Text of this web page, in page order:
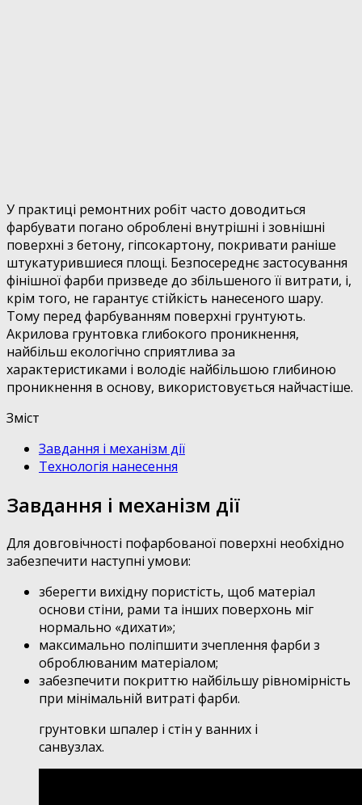
У практиці ремонтних робіт часто доводиться
фарбувати погано оброблені внутрішні і зовнішні
поверхні з бетону, гіпсокартону, покривати раніше
штукатурившиеся площі. Безпосереднє застосування
фінішної фарби призведе до збільшеного її витрати, і,
крім того, не гарантує стійкість нанесеного шару.
Тому перед фарбуванням поверхні грунтують.
Акрилова грунтовка глибокого проникнення,
найбільш екологічно сприятлива за
характеристиками і володіє найбільшою глибиною
проникнення в основу, використовується найчастіше.
Зміст
Завдання і механізм дії
Технологія нанесення
Завдання і механізм дії
Для довговічності пофарбованої поверхні необхідно
забезпечити наступні умови:
зберегти вихідну пористість, щоб матеріал
основи стіни, рами та інших поверхонь міг
нормально «дихати»;
максимально поліпшити зчеплення фарби з
оброблюваним матеріалом;
забезпечити покриттю найбільшу рівномірність
при мінімальній витраті фарби.
грунтовки шпалер і стін у ванних і
санвузлах.